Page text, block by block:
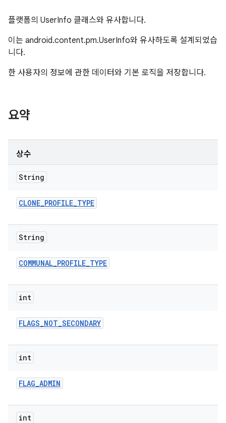
플랫폼의 UserInfo 클래스와 유사합니다.
이는 android.content.pm.UserInfo와 유사하도록 설계되었습
니다.
한 사용자의 정보에 관한 데이터와 기본 로직을 저장합니다.
요약
상수
String
CLONE_PROFILE_TYPE
String
COMMUNAL_PROFILE_TYPE
int
FLAGS_NOT_SECONDARY
int
FLAG_ADMIN
int